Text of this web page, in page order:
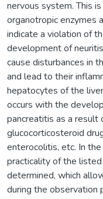
nervous system. This
organotropic enzymes
indicate a violation of
development of
cause disturbances in
and lead to their
hepatocytes of the
occurs with the
pancreatitis as a
glucocorticosteroid
enterocolitis, etc. In
practicality of the
determined, which
during the observation